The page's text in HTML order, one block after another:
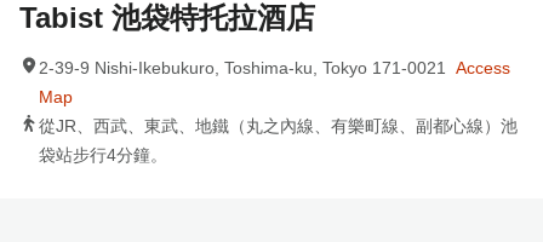
Tabist 池袋特托拉酒店
2-39-9 Nishi-Ikebukuro, Toshima-ku, Tokyo 171-0021
Access
Map
從JR、西武、東武、地鐵（丸之內線、有樂町線、副都心線）池
袋站步行4分鐘。